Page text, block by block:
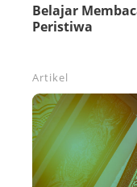
Belajar
Peristiwa
Artikel